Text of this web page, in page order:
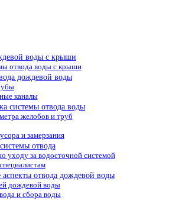
воды с крыши
отвода воды с крыши
дождевой воды
каналы
системы отвода воды
желобов и труб
и замерзания
отвода
уходу за водосточной системой
отвода дождевой воды
дождевой воды
и сбора воды